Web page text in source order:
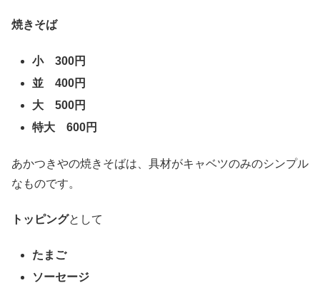
焼きそば
小 300円
並 400円
大 500円
特大 600円
あかつきやの焼きそばは、具材がキャベツのみのシンプル
なものです。
トッピングとして
たまご
ソーセージ